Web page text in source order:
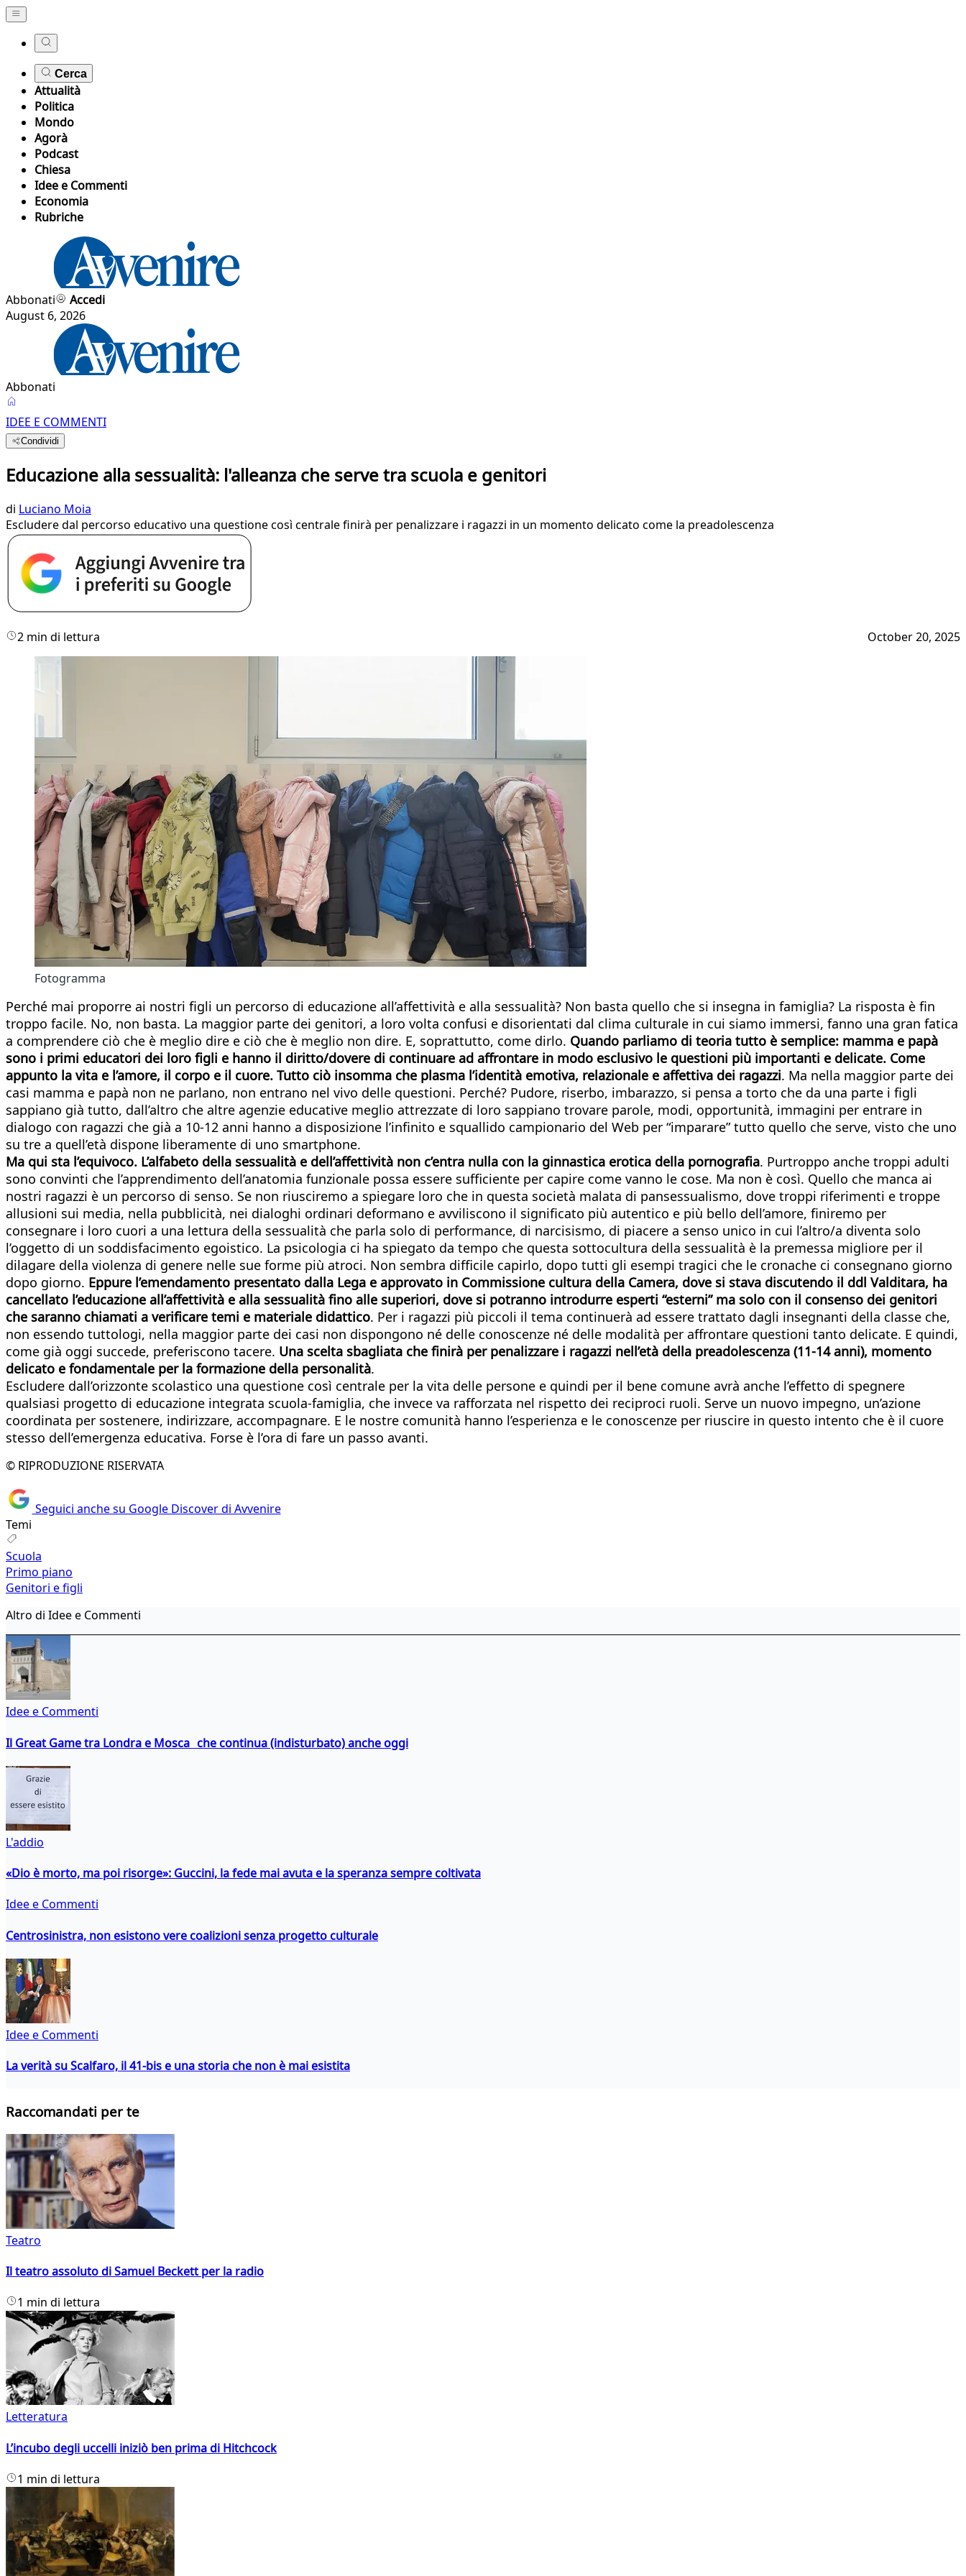
Cerca
Attualità
Politica
Mondo
Agorà
Podcast
Chiesa
Idee e Commenti
Economia
Rubriche
Abbonati
Accedi
August 6, 2026
Abbonati
IDEE E COMMENTI
Condividi
Educazione alla sessualità: l'alleanza che serve tra scuola e genitori
di Luciano Moia
Escludere dal percorso educativo una questione così centrale finirà per penalizzare i ragazzi in un momento delicato come la preadolescenza
2 min di lettura October 20, 2025
Fotogramma
Perché mai proporre ai nostri figli un percorso di educazione all’affettività e alla sessualità? Non basta quello che si insegna in famiglia? La risposta è fin
troppo facile. No, non basta. La maggior parte dei genitori, a loro volta confusi e disorientati dal clima culturale in cui siamo immersi, fanno una gran fatica
a comprendere ciò che è meglio dire e ciò che è meglio non dire. E, soprattutto, come dirlo. Quando parliamo di teoria tutto è semplice: mamma e papà
sono i primi educatori dei loro figli e hanno il diritto/dovere di continuare ad affrontare in modo esclusivo le questioni più importanti e delicate. Come
appunto la vita e l’amore, il corpo e il cuore. Tutto ciò insomma che plasma l’identità emotiva, relazionale e affettiva dei ragazzi. Ma nella maggior parte dei
casi mamma e papà non ne parlano, non entrano nel vivo delle questioni. Perché? Pudore, riserbo, imbarazzo, si pensa a torto che da una parte i figli
sappiano già tutto, dall’altro che altre agenzie educative meglio attrezzate di loro sappiano trovare parole, modi, opportunità, immagini per entrare in
dialogo con ragazzi che già a 10-12 anni hanno a disposizione l’infinito e squallido campionario del Web per “imparare” tutto quello che serve, visto che uno
su tre a quell’età dispone liberamente di uno smartphone.
Ma qui sta l’equivoco. L’alfabeto della sessualità e dell’affettività non c’entra nulla con la ginnastica erotica della pornografia. Purtroppo anche troppi adulti
sono convinti che l’apprendimento dell’anatomia funzionale possa essere sufficiente per capire come vanno le cose. Ma non è così. Quello che manca ai
nostri ragazzi è un percorso di senso. Se non riusciremo a spiegare loro che in questa società malata di pansessualismo, dove troppi riferimenti e troppe
allusioni sui media, nella pubblicità, nei dialoghi ordinari deformano e avviliscono il significato più autentico e più bello dell’amore, finiremo per
consegnare i loro cuori a una lettura della sessualità che parla solo di performance, di narcisismo, di piacere a senso unico in cui l’altro/a diventa solo
l’oggetto di un soddisfacimento egoistico. La psicologia ci ha spiegato da tempo che questa sottocultura della sessualità è la premessa migliore per il
dilagare della violenza di genere nelle sue forme più atroci. Non sembra difficile capirlo, dopo tutti gli esempi tragici che le cronache ci consegnano giorno
dopo giorno. Eppure l’emendamento presentato dalla Lega e approvato in Commissione cultura della Camera, dove si stava discutendo il ddl Valditara, ha
cancellato l’educazione all’affettività e alla sessualità fino alle superiori, dove si potranno introdurre esperti “esterni” ma solo con il consenso dei genitori
che saranno chiamati a verificare temi e materiale didattico. Per i ragazzi più piccoli il tema continuerà ad essere trattato dagli insegnanti della classe che,
non essendo tuttologi, nella maggior parte dei casi non dispongono né delle conoscenze né delle modalità per affrontare questioni tanto delicate. E quindi,
come già oggi succede, preferiscono tacere. Una scelta sbagliata che finirà per penalizzare i ragazzi nell’età della preadolescenza (11-14 anni), momento
delicato e fondamentale per la formazione della personalità.
Escludere dall’orizzonte scolastico una questione così centrale per la vita delle persone e quindi per il bene comune avrà anche l’effetto di spegnere
qualsiasi progetto di educazione integrata scuola-famiglia, che invece va rafforzata nel rispetto dei reciproci ruoli. Serve un nuovo impegno, un’azione
coordinata per sostenere, indirizzare, accompagnare. E le nostre comunità hanno l’esperienza e le conoscenze per riuscire in questo intento che è il cuore
stesso dell’emergenza educativa. Forse è l’ora di fare un passo avanti.
© RIPRODUZIONE RISERVATA
Seguici anche su Google Discover di Avvenire
Temi
Scuola
Primo piano
Genitori e figli
Altro di Idee e Commenti
Idee e Commenti
Il Great Game tra Londra e Mosca che continua (indisturbato) anche oggi
L'addio
«Dio è morto, ma poi risorge»: Guccini, la fede mai avuta e la speranza sempre coltivata
Idee e Commenti
Centrosinistra, non esistono vere coalizioni senza progetto culturale
Idee e Commenti
La verità su Scalfaro, il 41-bis e una storia che non è mai esistita
Raccomandati per te
Teatro
Il teatro assoluto di Samuel Beckett per la radio
1 min di lettura
Letteratura
L’incubo degli uccelli iniziò ben prima di Hitchcock
1 min di lettura